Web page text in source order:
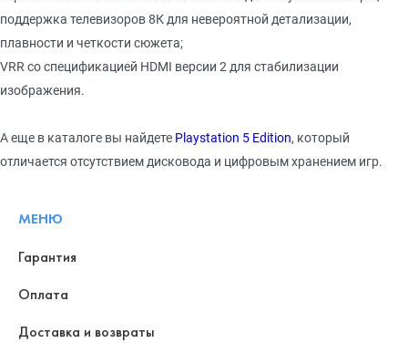
поддержка телевизоров 8К для невероятной детализации,
плавности и четкости сюжета;
VRR со спецификацией HDMI версии 2 для стабилизации
изображения.
А еще в каталоге вы найдете Playstation 5 Edition, который
отличается отсутствием дисковода и цифровым хранением игр.
МЕНЮ
Гарантия
Оплата
Доставка и возвраты